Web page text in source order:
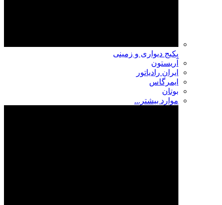
پکیج دیواری و زمینی
آریستون
ایران رادیاتور
ایمرگاس
بوتان
موارد بیشتر...